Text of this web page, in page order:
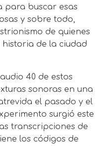
para buscar esas
y sobre todo,
de quienes
de la ciudad
40 de estos
sonoras en una
el pasado y el
surgió este
transcripciones de
los códigos de